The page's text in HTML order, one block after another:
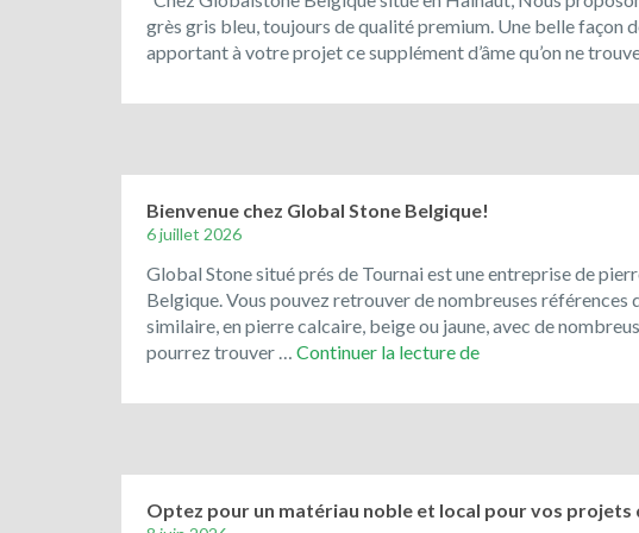
grès gris bleu, toujours de qualité premium. Une belle façon
apportant à votre projet ce supplément d’âme qu’on ne
Bienvenue chez Global Stone Belgique!
6 juillet 2026
Global Stone situé prés de Tournai est une entreprise de
Belgique. Vous pouvez retrouver de nombreuses références
similaire, en pierre calcaire, beige ou jaune, avec de
pourrez trouver … Continuer la lecture deBienvenue
Global
Optez pour un matériau noble et local pour vos projets